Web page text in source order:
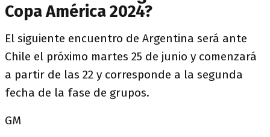
Copa América 2024?
El siguiente encuentro de Argentina será ante
Chile el próximo martes 25 de junio y comenzará
a partir de las 22 y corresponde a la segunda
fecha de la fase de grupos.
GM